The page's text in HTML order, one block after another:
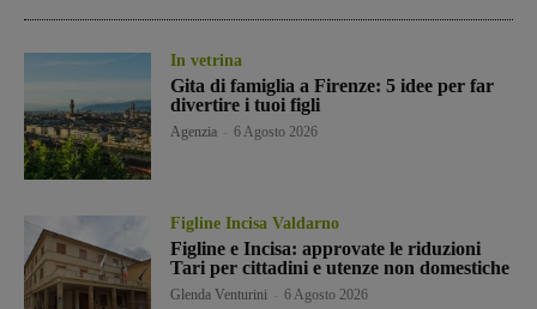
In vetrina
Gita di famiglia a Firenze: 5 idee per far
divertire i tuoi figli
Agenzia 6 Agosto 2026
Figline Incisa Valdarno
Figline e Incisa: approvate le riduzioni
Tari per cittadini e utenze non domestiche
Glenda Venturini 6 Agosto 2026